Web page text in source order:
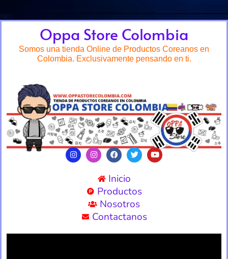
Oppa Store Colombia
Somos una tienda Online de Productos Coreanos en
Colombia. Exclusivamente pensando en ti.
Inicio
Productos
Nosotros
Contactanos